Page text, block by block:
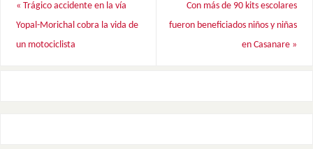
« Trágico accidente en la vía
Yopal-Morichal cobra la vida de
un motociclista
Con más de 90 kits escolares
fueron beneficiados niños y niñas
en Casanare »